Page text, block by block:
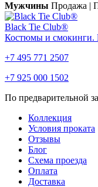
Мужчины Продажа |
Black Tie Club®
Костюмы и смокинги.
+7 495 771 2507
+7 925 000 1502
По предварительной
Коллекция
Условия проката
Отзывы
Блог
Схема проезда
Оплата
Доставка